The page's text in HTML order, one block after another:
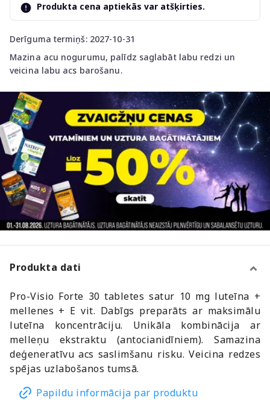
Derīguma termiņš: 2027-10-31
Mazina acu nogurumu, palīdz saglabāt labu redzi un
veicina labu acs barošanu.
Produkta cena aptiekās var atšķirties.
Produkta dati
Pro-Visio Forte 30 tabletes satur 10 mg luteīna +
mellenes + E vit. Dabīgs preparāts ar maksimālu
luteīna koncentrāciju. Unikāla kombinācija ar
melleņu ekstraktu (antocianidīniem). Samazina
deģeneratīvu acs saslimšanu risku. Veicina redzes
spējas uzlabošanos tumsā.
Papildu informācija par produktu